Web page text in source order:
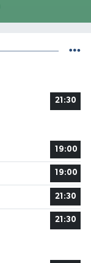
21:30
19:00
19:00
21:30
21:30